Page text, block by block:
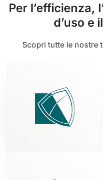
Per l’efficienza,
d’uso e
Scopri tutte le nostre